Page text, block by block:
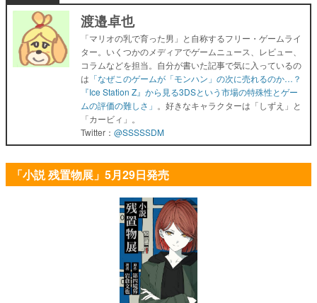
渡邉卓也
「マリオの乳で育った男」と自称するフリー・ゲームライ
ター。いくつかのメディアでゲームニュース、レビュー、
コラムなどを担当。自分が書いた記事で気に入っているの
は 「なぜこのゲームが「モンハン」の次に売れるのか…？
『Ice Station Z』から見る3DSという市場の特殊性とゲー
ムの評価の難しさ」 。好きなキャラクターは「しずえ」と
「カービィ」。
Twitter： @SSSSSDM
「小説 残置物展」5月29日発売